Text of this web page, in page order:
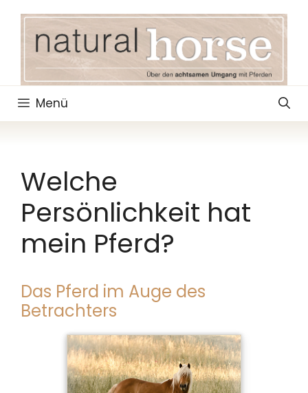
springen
Menü
Welche
Persönlichkeit hat
mein Pferd?
Das Pferd im Auge des
Betrachters